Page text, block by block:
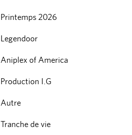
Printemps 2026
Legendoor
Aniplex of America
Production I.G
Autre
Tranche de vie